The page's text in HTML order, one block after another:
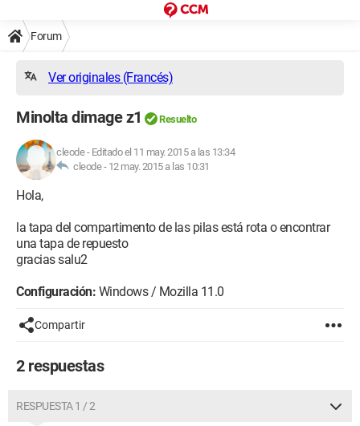
Forum
Ver originales (Francés)
Minolta dimage z1 Resuelto
cleode- Editado el 11 may. 2015 a las 13:34
cleode - 12 may. 2015 a las 10:31
Hola,
la tapa del compartimento de las pilas está rota o encontrar
una tapa de repuesto
gracias salu2
Configuración: Windows / Mozilla 11.0
Compartir
2 respuestas
RESPUESTA 1 / 2